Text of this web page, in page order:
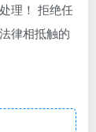
理！ 拒绝任
律相抵触的